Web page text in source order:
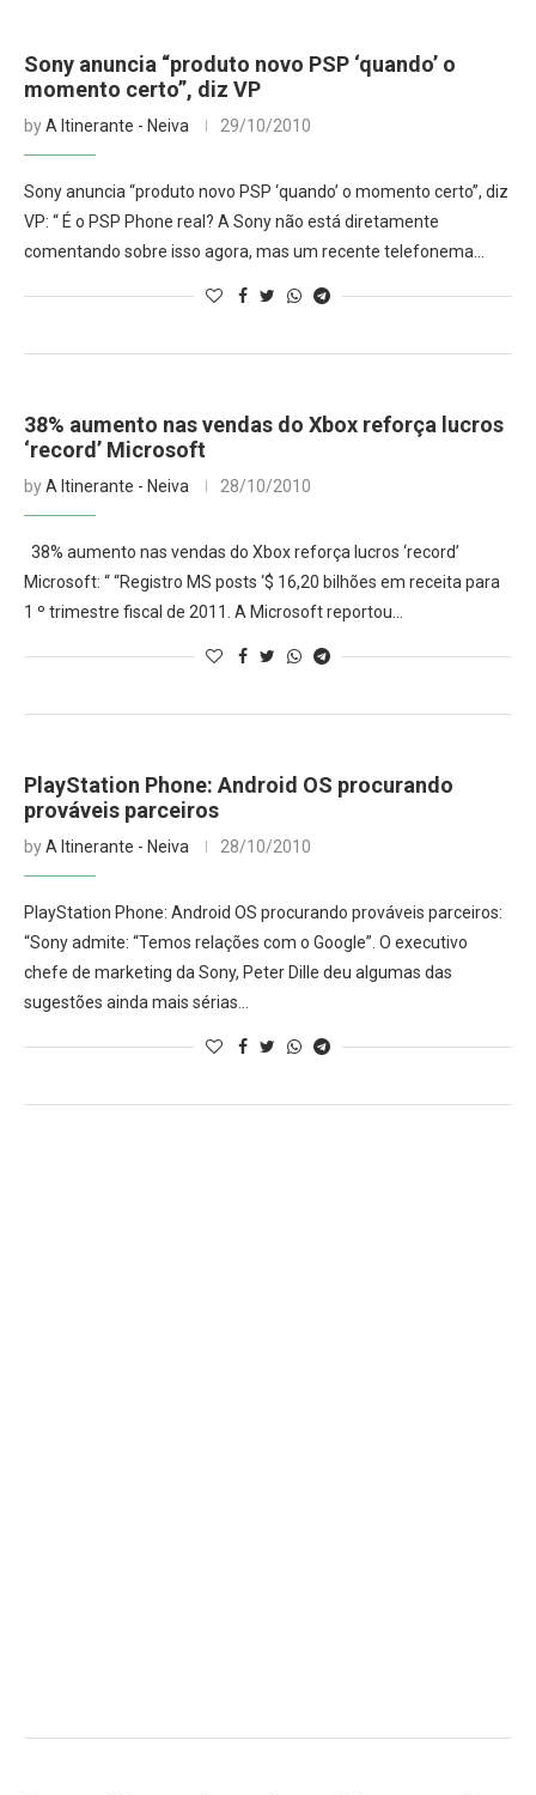
Sony anuncia “produto novo PSP ‘quando’ o
momento certo”, diz VP
byA Itinerante - Neiva 29/10/2010
Sony anuncia “produto novo PSP ‘quando’ o momento certo”, diz
VP: “ É o PSP Phone real? A Sony não está diretamente
comentando sobre isso agora, mas um recente telefonema…
38% aumento nas vendas do Xbox reforça lucros
‘record’ Microsoft
byA Itinerante - Neiva 28/10/2010
38% aumento nas vendas do Xbox reforça lucros ‘record’
Microsoft: “ “Registro MS posts ‘$ 16,20 bilhões em receita para
1 º trimestre fiscal de 2011. A Microsoft reportou…
PlayStation Phone: Android OS procurando
prováveis parceiros
byA Itinerante - Neiva 28/10/2010
PlayStation Phone: Android OS procurando prováveis parceiros:
“Sony admite: “Temos relações com o Google”. O executivo
chefe de marketing da Sony, Peter Dille deu algumas das
sugestões ainda mais sérias…